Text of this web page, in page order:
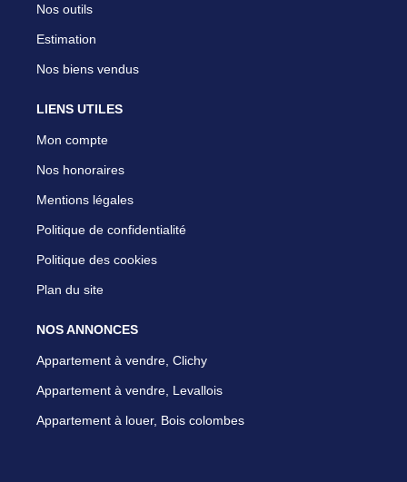
Nos outils
Estimation
Nos biens vendus
LIENS UTILES
Mon compte
Nos honoraires
Mentions légales
Politique de confidentialité
Politique des cookies
Plan du site
NOS ANNONCES
Appartement à vendre, Clichy
Appartement à vendre, Levallois
Appartement à louer, Bois colombes